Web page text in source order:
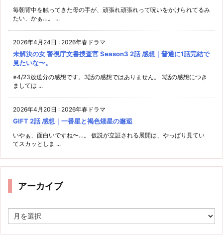
毎朝背中を触ってきた母の手が、頑張れ頑張れって呪いをかけられてるみ
たい、かぁ…。 ...
2026年4月24日 : 2026年春ドラマ
未解決の女 警視庁文書捜査官 Season3 2話 感想｜普通に1話完結で
見たいな〜。
※4/23放送分の感想です。3話の感想ではありません。 3話の感想につき
ましては ...
2026年4月20日 : 2026年春ドラマ
GIFT 2話 感想｜一番星と褐色矮星の邂逅
いやぁ、面白いですね〜…。 仮説が立証される展開は、やっぱり見てい
てスカッとしま ...
アーカイブ
ー